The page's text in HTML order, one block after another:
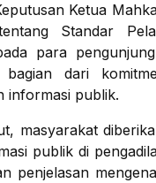
Ketua
Standar
para
dari
informasi publik.
masyarakat
publik di
penjelasan